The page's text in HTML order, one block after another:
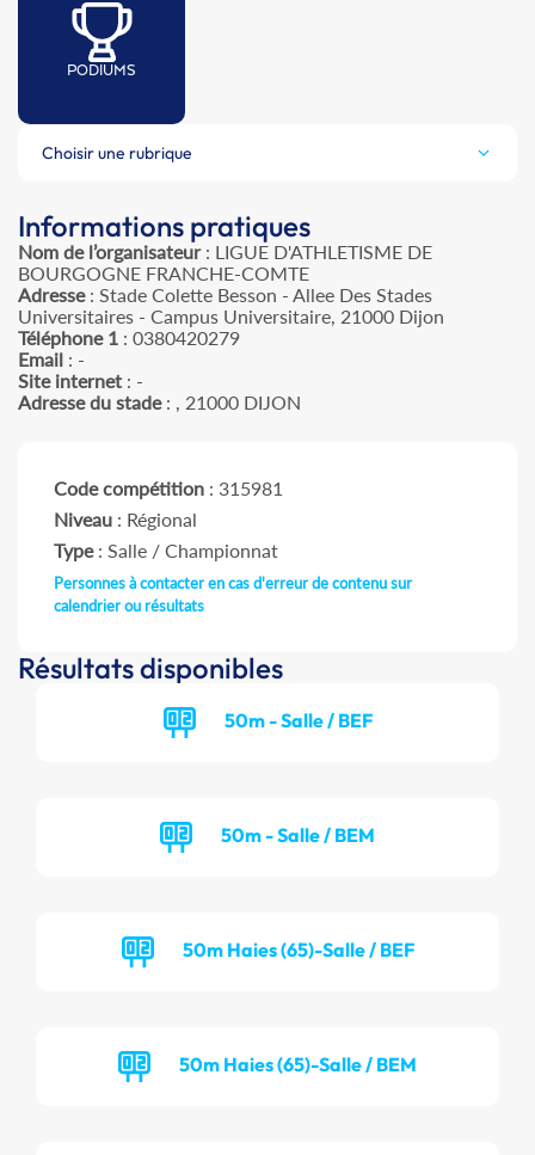
PODIUMS
Choisir une rubrique
Informations pratiques
Nom de l’organisateur: LIGUE D'ATHLETISME DE
BOURGOGNE FRANCHE-COMTE
Adresse: Stade Colette Besson - Allee Des Stades
Universitaires - Campus Universitaire, 21000 Dijon
Téléphone 1 : 0380420279
Email : -
Site internet : -
Adresse du stade: , 21000 DIJON
Code compétition : 315981
Niveau : Régional
Type: Salle / Championnat
Personnes à contacter en cas d'erreur de contenu sur
calendrier ou résultats
Résultats disponibles
50m - Salle / BEF
50m - Salle / BEM
50m Haies (65)-Salle / BEF
50m Haies (65)-Salle / BEM